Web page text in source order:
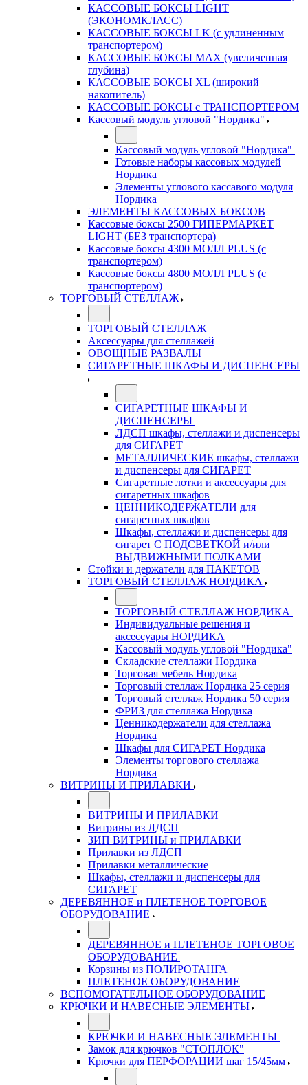
КАССОВЫЕ БОКСЫ LIGHT
(ЭКОНОМКЛАСС)
КАССОВЫЕ БОКСЫ LK (с удлиненным
транспортером)
КАССОВЫЕ БОКСЫ MAX (увеличенная
глубина)
КАССОВЫЕ БОКСЫ XL (широкий
накопитель)
КАССОВЫЕ БОКСЫ с ТРАНСПОРТЕРОМ
Кассовый модуль угловой "Нордика"
Кассовый модуль угловой "Нордика"
Готовые наборы кассовых модулей
Нордика
Элементы углового кассавого модуля
Нордика
ЭЛЕМЕНТЫ КАССОВЫХ БОКСОВ
Кассовые боксы 2500 ГИПЕРМАРКЕТ
LIGHT (БЕЗ транспортера)
Кассовые боксы 4300 МОЛЛ PLUS (с
транспортером)
Кассовые боксы 4800 МОЛЛ PLUS (с
транспортером)
ТОРГОВЫЙ СТЕЛЛАЖ
ТОРГОВЫЙ СТЕЛЛАЖ
Аксессуары для стеллажей
ОВОЩНЫЕ РАЗВАЛЫ
СИГАРЕТНЫЕ ШКАФЫ И ДИСПЕНСЕРЫ
СИГАРЕТНЫЕ ШКАФЫ И
ДИСПЕНСЕРЫ
ЛДСП шкафы, стеллажи и диспенсеры
для СИГАРЕТ
МЕТАЛЛИЧЕСКИЕ шкафы, стеллажи
и диспенсеры для СИГАРЕТ
Сигаретные лотки и аксессуары для
сигаретных шкафов
ЦЕННИКОДЕРЖАТЕЛИ для
сигаретных шкафов
Шкафы, стеллажи и диспенсеры для
сигарет С ПОДСВЕТКОЙ и/или
ВЫДВИЖНЫМИ ПОЛКАМИ
Стойки и держатели для ПАКЕТОВ
ТОРГОВЫЙ СТЕЛЛАЖ НОРДИКА
ТОРГОВЫЙ СТЕЛЛАЖ НОРДИКА
Индивидуальные решения и
аксессуары НОРДИКА
Кассовый модуль угловой "Нордика"
Складские стеллажи Нордика
Торговая мебель Нордика
Торговый стеллаж Нордика 25 серия
Торговый стеллаж Нордика 50 серия
ФРИЗ для стеллажа Нордика
Ценникодержатели для стеллажа
Нордика
Шкафы для СИГАРЕТ Нордика
Элементы торгового стеллажа
Нордика
ВИТРИНЫ И ПРИЛАВКИ
ВИТРИНЫ И ПРИЛАВКИ
Витрины из ЛДСП
ЗИП ВИТРИНЫ и ПРИЛАВКИ
Прилавки из ЛДСП
Прилавки металлические
Шкафы, стеллажи и диспенсеры для
СИГАРЕТ
ДЕРЕВЯННОЕ и ПЛЕТЕНОЕ ТОРГОВОЕ
ОБОРУДОВАНИЕ
ДЕРЕВЯННОЕ и ПЛЕТЕНОЕ ТОРГОВОЕ
ОБОРУДОВАНИЕ
Корзины из ПОЛИРОТАНГА
ПЛЕТЕНОЕ ОБОРУДОВАНИЕ
ВСПОМОГАТЕЛЬНОЕ ОБОРУДОВАНИЕ
КРЮЧКИ И НАВЕСНЫЕ ЭЛЕМЕНТЫ
КРЮЧКИ И НАВЕСНЫЕ ЭЛЕМЕНТЫ
Замок для крючков "СТОПЛОК"
Крючки для ПЕРФОРАЦИИ шаг 15/45мм